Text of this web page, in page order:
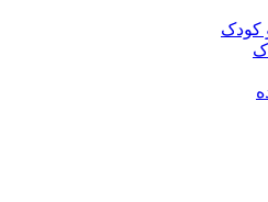
کودک